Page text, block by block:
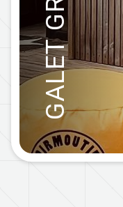
GALET GRIS